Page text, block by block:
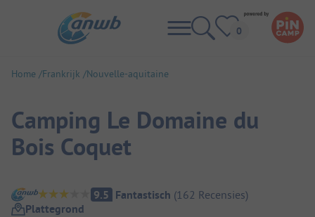
Home Frankrijk Nouvelle-aquitaine
Camping Le Domaine du
Bois Coquet
Camping overzicht
9.5 Fantastisch (162 Recensies)
Plattegrond